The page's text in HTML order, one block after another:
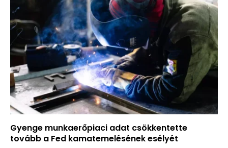
Gyenge munkaerőpiaci adat csökkentette
tovább a Fed kamatemelésének esélyét